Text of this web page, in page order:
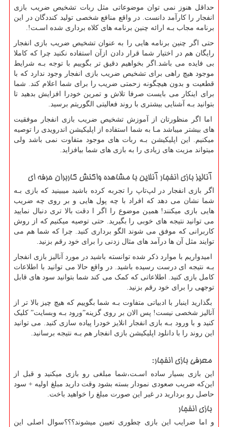
حداقل هنوز نمی توان موضوعاتی مثل ربات تشخیص ضریب بازی
انفجار را کارآمد دانست. در واقع منافع شخصی تولید کنددگان در این
برنامه مجاب بـه ارائه چنین برنامه های کلاه برداری شده اسـت .!
حتی اگر چنین برنامه هایی را به عنوان تشخیص ضریب بازی انفجار
رایگان هم در اختیار شما قرار دادن ازآن استفاده نکنید چرا که کاملا
بی فایده می باشد.اگر بخواهیم دقیق تر بگوییم با توجه بـه شرایط
موجود هیچ راهی برای تشخیص ضریب بازی انفجار وجود ندارد که با
قطعیت و بدون هیچگونه زحمتی ضریب را برای شما اعلام کند. شما
برای اینکار می بایست صرفا تلاش و تمرین خودرا افزایش بدهید تا
بتوانید بـه آشنایی بیشتری با روند فعالیتی الگوریتم برسید.
اما اگر منظورتان از آموزش تشخیص ضریب بازی انفجار موفقیت
های بیشتر میباشد مـا به شما استفاده از اپلیکیشن اندرویدی را توصیه
میکنیم. این اپلیکیشن بـه ربات های موجود متفاوت نمی باشد ولی
میتواند مزیت های زیادی را به بازی های شما بیافزاید.
آنالیز بازی انفجار آنلاین با مشاهده واکنش کاربران حرفه ای
اگر بازی انفجار در لپتاپ را تجربه کرده باشید میبینید که بازی بـه
شما نشان می دهد که افراد با چه پول هایی و بر روی چه ضریب
هایی بازی میکنند! همین موضوع را اگر ا دقت بالا تری دنبال نمایید
می توانید نتیجه های‌ خوبی را بگیرید. حتی توصیه میکنیم که از روش
کاربرانی که موفق می شوند الگو برداری کنید. چرا که شما هم می
توایند مثل آن ها درآمد های‌ مثال زدنی را برای خود رقم بزنید.
امیدواریم با موارد ذکر شده توانسته باشید در مورد آنالیز بازی انفجار
بـه نتیجه ای درست رسیده باشید. در واقع حالا می توانید با اطلاعات
کامل بازی کنید. اطلاعاتی که کمک می کند شما بتوانید سود های‌ قابل
توجهی را برای خود رقم بزنید.
بگذارید اینبار با ادبیاتی متفاوت بـه شما بگوییم که هیچ چیز بالا تر از
آنالیز شخصی نیست! پس الان بر روی گزینه”ورود بـه وبسایت” کلیک
کنید و با ورود بـه بازی انفجار انلایز خودرا پیاده سازی کنید. می توانید
این روند را با دانلود اپلیکیشن بازی انفجار هم بـه نتیجه برسانید.
معرفی بازی انفجار:
این بازی بسیار ساده اسـت،شما مبلغی رو بازی میکنید و قبل از
این‌که ضریب صعودی نمودار بسته بشود وقت دارید مبلغ اولیه + سود
حاصل رو بردارید در غیر این صورت مبلغ را خواهید باخت.
بازی انفجار
و اما ضرایب این بازی چطوری تعیین میشوند؟؟؟سوال اصلی این